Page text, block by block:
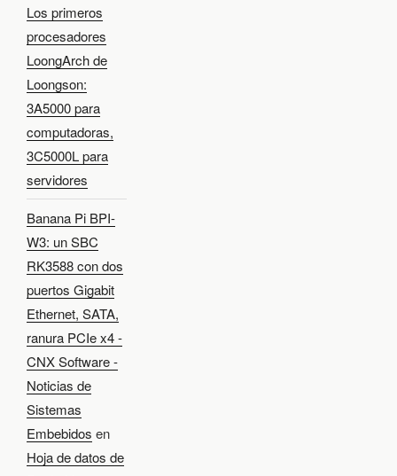
Los primeros
procesadores
LoongArch de
Loongson:
3A5000 para
computadoras,
3C5000L para
servidores
Banana Pi BPI-
W3: un SBC
RK3588 con dos
puertos Gigabit
Ethernet, SATA,
ranura PCIe x4 -
CNX Software -
Noticias de
Sistemas
Embebidos en
Hoja de datos de